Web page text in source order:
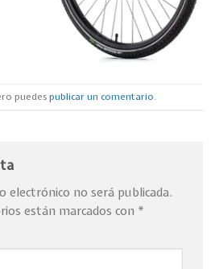
puedespublicar un comentario.
electrónico no será publicada.
están marcados con *